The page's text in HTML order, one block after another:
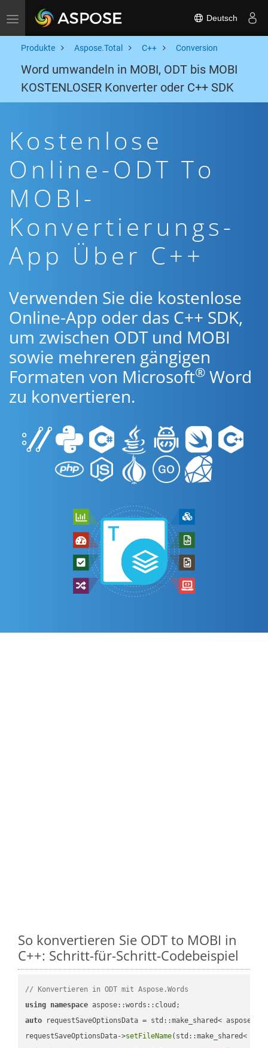
Toggle navigation Deutsch
Produkte Aspose.Total C++ Conversion
Word umwandeln in MOBI, ODT bis MOBI
KOSTENLOSER Konverter oder C++ SDK
Kostenlose
Online-ODT To
MOBI-
Konvertierungs-
App Über C++
Verwenden Sie die kostenlose
Online-App oder das C++ SDK,
um zwischen ODT und MOBI
sowie mehreren gängigen
Formaten von Microsoft® Word
zu konvertieren.
So konvertieren Sie ODT to MOBI in
C++: Schritt-für-Schritt-Codebeispiel
// Konvertieren in ODT mit Aspose.Words
using namespace
auto requestSaveOptionsData = std::make_shared<
requestSaveOptionsData->setFileName(std::make_shared<